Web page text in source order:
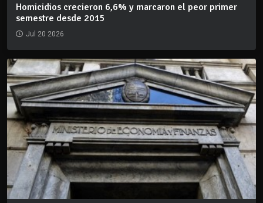
Homicidios crecieron 6,6% y marcaron el peor primer
semestre desde 2015
Jul 20 2026